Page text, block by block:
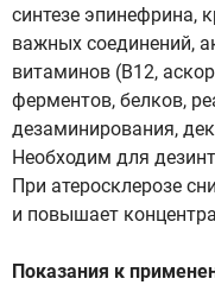
синтезе эпинефрина,
важных соединений,
витаминов (В12,
ферментов, белков,
дезаминирования,
Необходим для
При атеросклерозе
и повышает
Показания к